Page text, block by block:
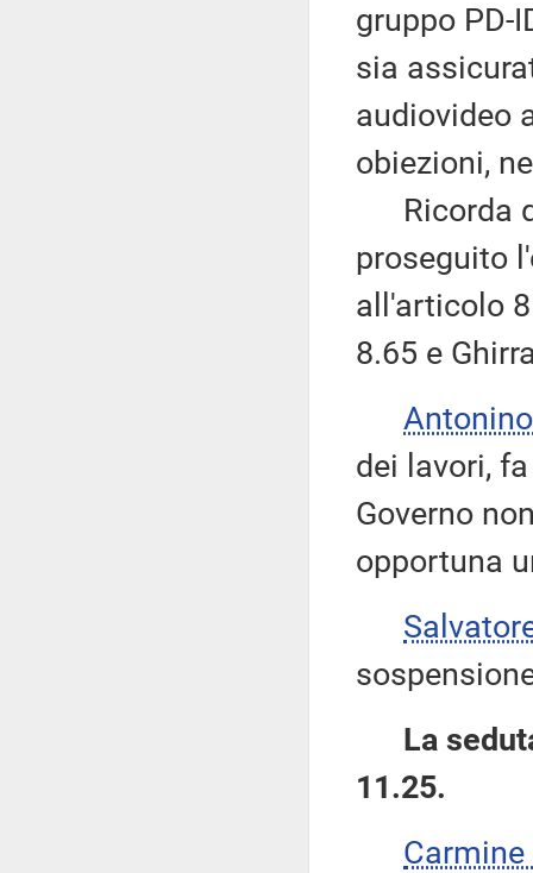
gruppo PD-
sia
audiovideo
obiezioni,
Ricorda
proseguito
all'articolo
8.65 e
dei lavori,
Governo
opportuna
La
11.25.
Carmine